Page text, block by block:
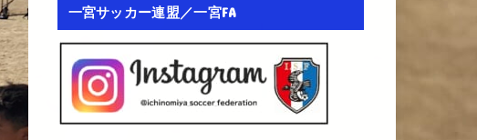
一宮サッカー連盟／一宮FA